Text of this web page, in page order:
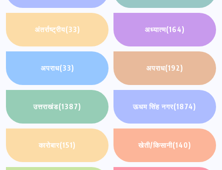
अंतर्राष्ट्रीय(33) अध्यात्म(164)
अपराध(33) अपराध(192)
उत्तराखंड(1387) ऊधम सिंह नगर(1874)
कारोबार(151) खेती/किसानी(140)